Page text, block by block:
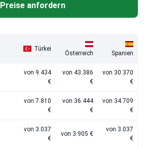
Preise anfordern
Türkei
Österreich Spanien
von 9.434
€
von 43.386
€
von 30.370
€
von 7.810
€
von 36.444
€
von 34.709
€
von 3.037
€
von 3.905 €
von 3.037
€